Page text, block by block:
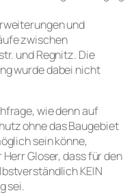
und
zwischen
und Regnitz. Die
wurde dabei nicht
wie denn auf
ohne das Baugebiet
sein könne,
Gloser, dass für den
KEIN
sei.